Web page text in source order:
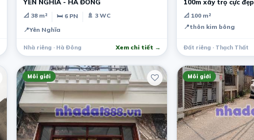
YÊN NGHĨA - HÀ ĐÔNG
📐 38 m² 🛏 6 PN
🚿 3 WC
📍Yên Nghĩa
Nhà riêng · Hà Đông Xem chi tiết →
100m xây trọ cực đẹp
📐 100 m²
📍thôn kim bông
Đất riêng · Thạch Thất
Môi giới Môi giới